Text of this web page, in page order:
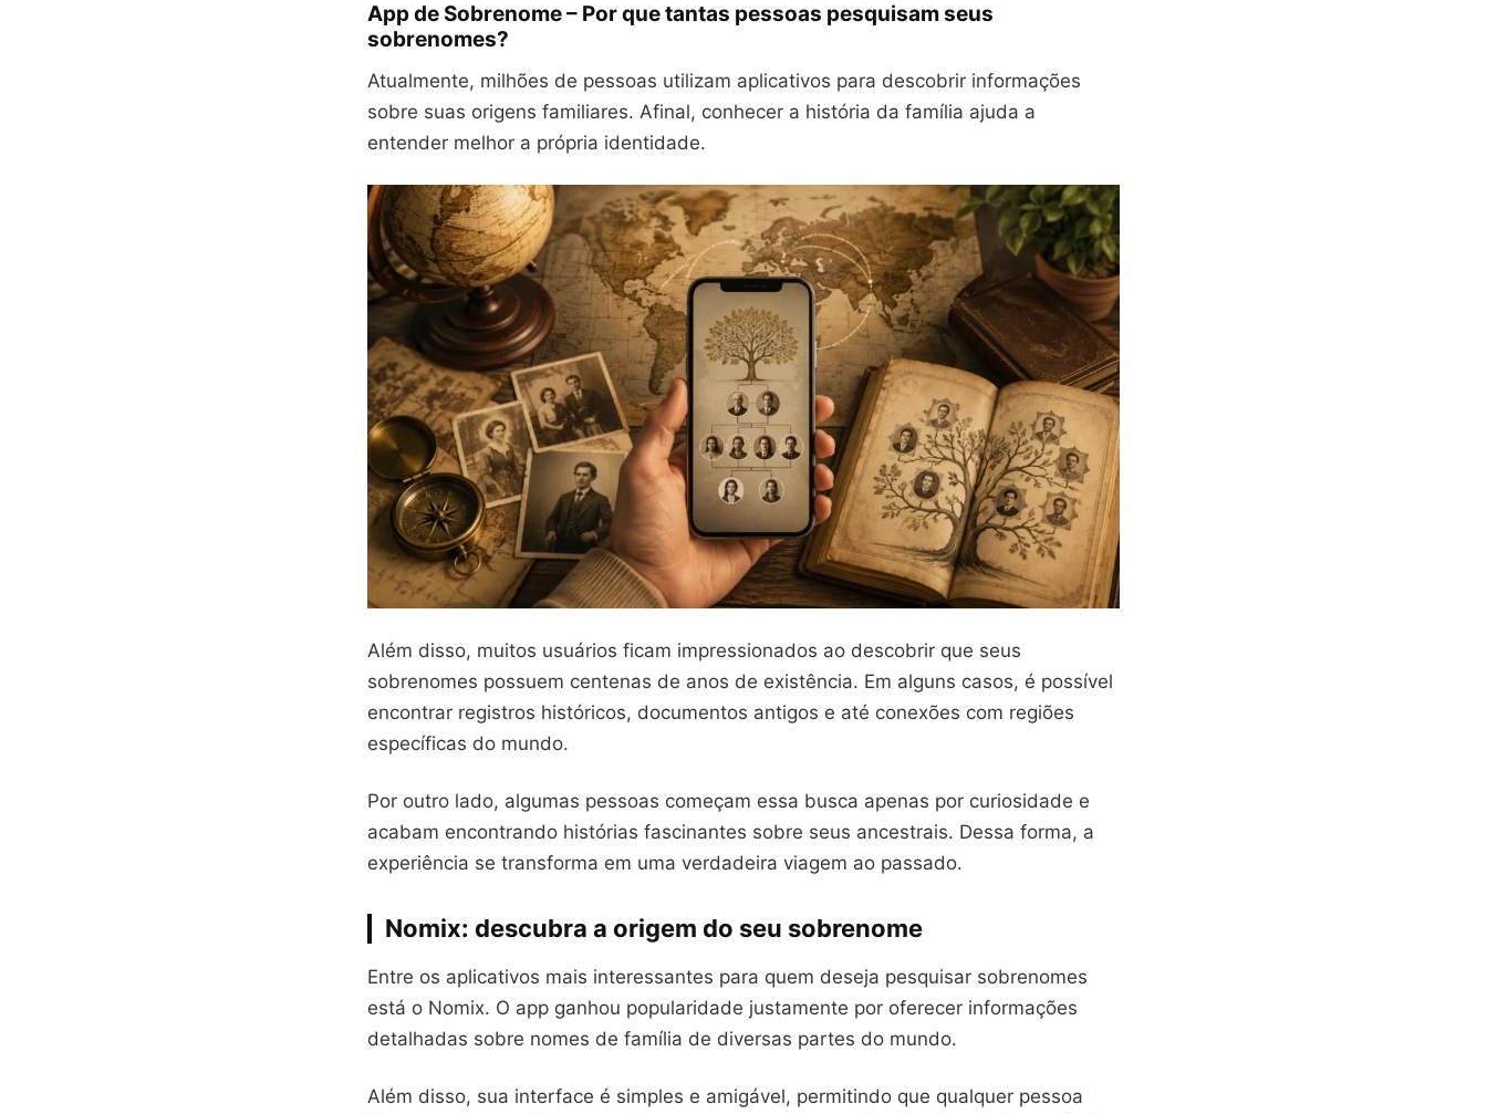
App de Sobrenome – Por que tantas pessoas pesquisam seus
sobrenomes?
Atualmente, milhões de pessoas utilizam aplicativos para descobrir informações
sobre suas origens familiares. Afinal, conhecer a história da família ajuda a
entender melhor a própria identidade.
Além disso, muitos usuários ficam impressionados ao descobrir que seus
sobrenomes possuem centenas de anos de existência. Em alguns casos, é possível
encontrar registros históricos, documentos antigos e até conexões com regiões
específicas do mundo.
Por outro lado, algumas pessoas começam essa busca apenas por curiosidade e
acabam encontrando histórias fascinantes sobre seus ancestrais. Dessa forma, a
experiência se transforma em uma verdadeira viagem ao passado.
Nomix: descubra a origem do seu sobrenome
Entre os aplicativos mais interessantes para quem deseja pesquisar sobrenomes
está o Nomix. O app ganhou popularidade justamente por oferecer informações
detalhadas sobre nomes de família de diversas partes do mundo.
Além disso, sua interface é simples e amigável, permitindo que qualquer pessoa